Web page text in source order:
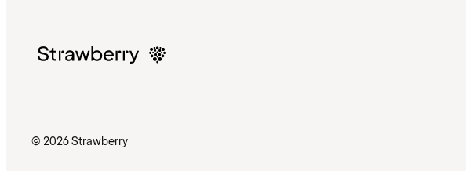
© 2026 Strawberry